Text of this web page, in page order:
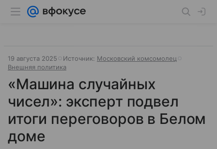
19 августа 2025 Источник: Московский комсомолец
Внешняя политика
«Машина случайных
чисел»: эксперт подвел
итоги переговоров в Белом
доме